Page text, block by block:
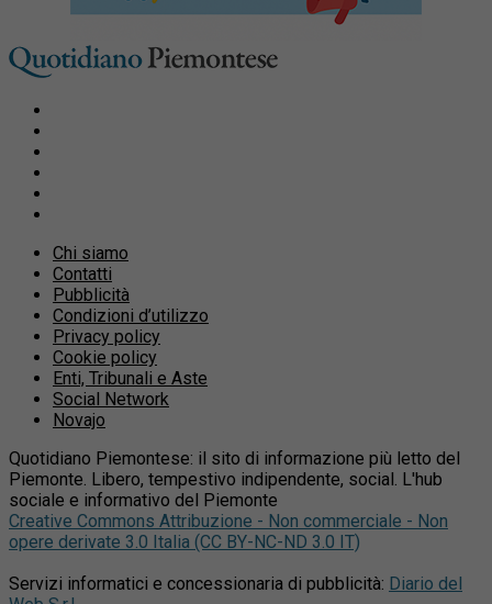
Chi siamo
Contatti
Pubblicità
Condizioni d’utilizzo
Privacy policy
Cookie policy
Enti, Tribunali e Aste
Social Network
Novajo
Quotidiano Piemontese: il sito di informazione più letto del
Piemonte. Libero, tempestivo indipendente, social. L'hub
sociale e informativo del Piemonte
Creative Commons Attribuzione - Non commerciale - Non
opere derivate 3.0 Italia (CC BY-NC-ND 3.0 IT)
Servizi informatici e concessionaria di pubblicità: Diario del